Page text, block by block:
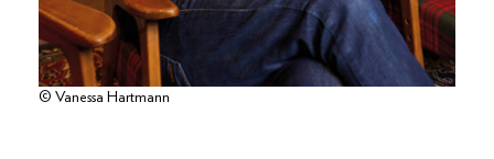
© Vanessa Hartmann